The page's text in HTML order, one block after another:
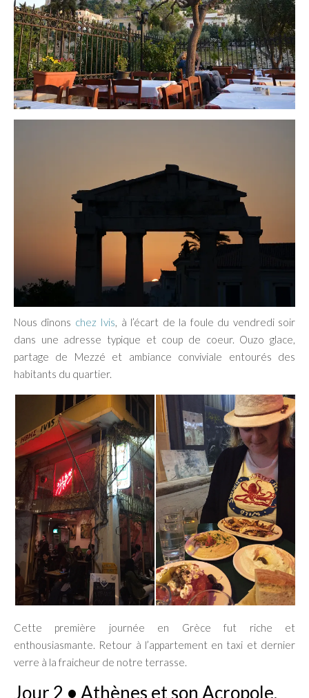
Nous dînons chez Ivis, à l’écart de la foule du vendredi soir
dans une adresse typique et coup de coeur. Ouzo glace,
partage de Mezzé et ambiance conviviale entourés des
habitants du quartier.
Cette première journée en Grèce fut riche et
enthousiasmante. Retour à l’appartement en taxi et dernier
verre à la fraicheur de notre terrasse.
Jour 2 • Athènes et son Acropole,